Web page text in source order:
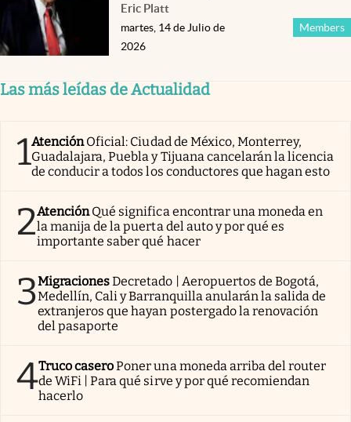
Eric Platt
Members
martes, 14 de Julio de
2026
Las más leídas de Actualidad
1AtenciónOficial: Ciudad de México, Monterrey,
Guadalajara, Puebla y Tijuana cancelarán la licencia
de conducir a todos los conductores que hagan esto
2AtenciónQué significa encontrar una moneda en
la manija de la puerta del auto y por qué es
importante saber qué hacer
3MigracionesDecretado | Aeropuertos de Bogotá,
Medellín, Cali y Barranquilla anularán la salida de
extranjeros que hayan postergado la renovación
del pasaporte
4Truco caseroPoner una moneda arriba del router
de WiFi | Para qué sirve y por qué recomiendan
hacerlo